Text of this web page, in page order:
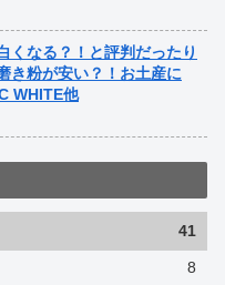
くなる？！と評判だったり
き粉が安い？！お土産に
WHITE他
41
8